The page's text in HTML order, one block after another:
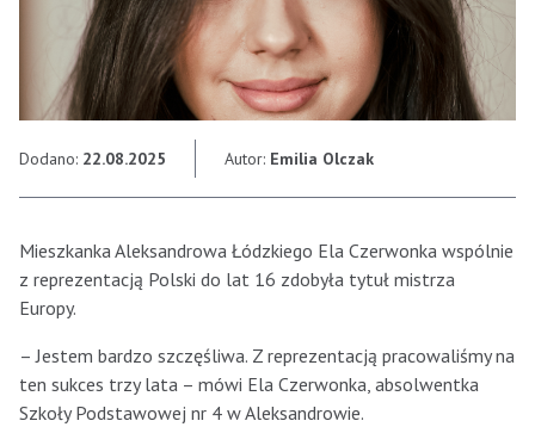
Dodano: 22.08.2025 Autor: Emilia Olczak
Mieszkanka Aleksandrowa Łódzkiego Ela Czerwonka wspólnie
z reprezentacją Polski do lat 16 zdobyła tytuł mistrza
Europy.
– Jestem bardzo szczęśliwa. Z reprezentacją pracowaliśmy na
ten sukces trzy lata – mówi Ela Czerwonka, absolwentka
Szkoły Podstawowej nr 4 w Aleksandrowie.